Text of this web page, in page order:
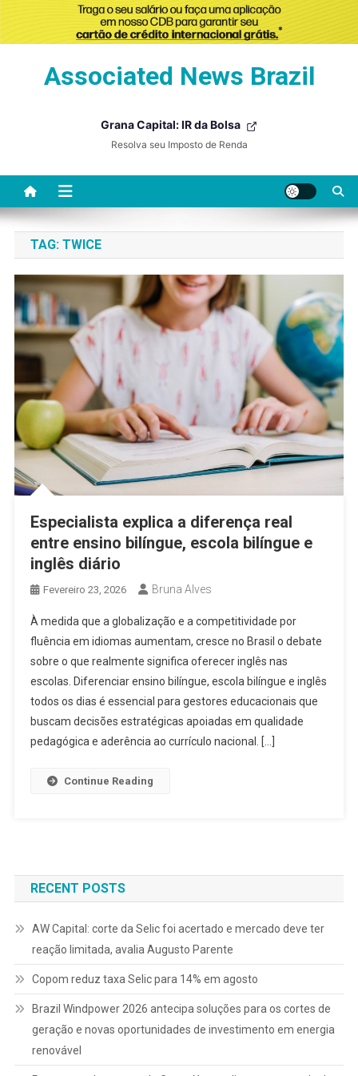
Associated News Brazil
Grana Capital: IR da Bolsa
Resolva seu Imposto de Renda
TAG: TWICE
Especialista explica a diferença real
entre ensino bilíngue, escola bilíngue e
inglês diário
Fevereiro 23, 2026 Bruna Alves
À medida que a globalização e a competitividade por
fluência em idiomas aumentam, cresce no Brasil o debate
sobre o que realmente significa oferecer inglês nas
escolas. Diferenciar ensino bilíngue, escola bilíngue e inglês
todos os dias é essencial para gestores educacionais que
buscam decisões estratégicas apoiadas em qualidade
pedagógica e aderência ao currículo nacional. […]
Continue Reading
RECENT POSTS
AW Capital: corte da Selic foi acertado e mercado deve ter
reação limitada, avalia Augusto Parente
Copom reduz taxa Selic para 14% em agosto
Brazil Windpower 2026 antecipa soluções para os cortes de
geração e novas oportunidades de investimento em energia
renovável